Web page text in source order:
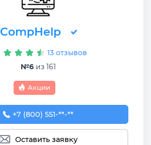
CompHelp
13 отзывов
№6 из 161
Акции
+7 (800) 551-74-09
+7 (800) 551-**-**
Оставить заявку